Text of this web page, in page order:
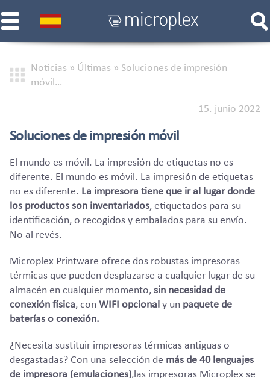
Noticias » Últimas » Soluciones de impresión
móvil…
15. junio 2022
Soluciones de impresión móvil
El mundo es móvil. La impresión de etiquetas no es
diferente. El mundo es móvil. La impresión de etiquetas
no es diferente. La impresora tiene que ir al lugar donde
los productos son inventariados, etiquetados para su
identificación, o recogidos y embalados para su envío.
No al revés.
Microplex Printware ofrece dos robustas impresoras
térmicas que pueden desplazarse a cualquier lugar de su
almacén en cualquier momento,sin necesidad de
conexión física, conWIFI opcionaly un paquete de
baterías o conexión.
¿Necesita sustituir impresoras térmicas antiguas o
desgastadas? Con una selección de más de 40 lenguajes
de impresora (emulaciones),las impresoras Microplex se